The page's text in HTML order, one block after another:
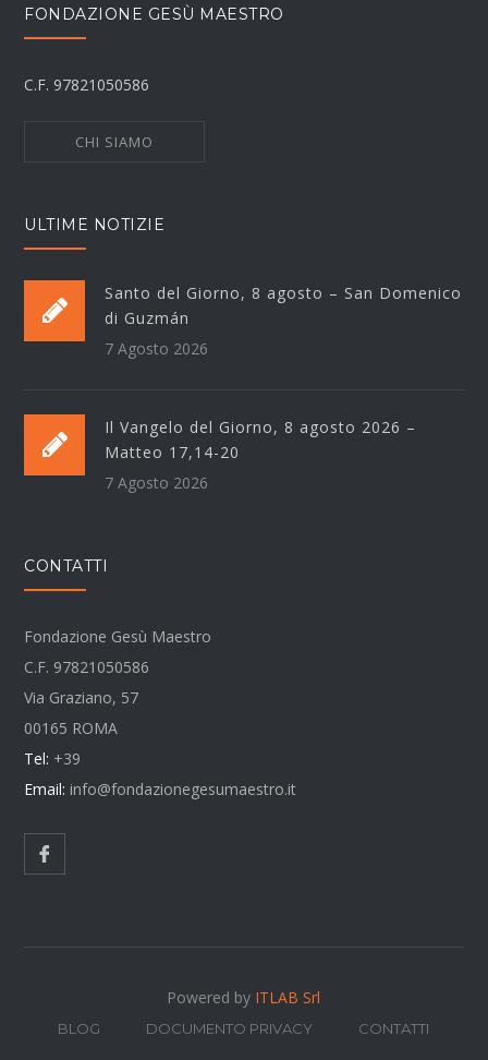
FONDAZIONE GESÙ MAESTRO
C.F. 97821050586
CHI SIAMO
ULTIME NOTIZIE
Santo del Giorno, 8 agosto – San Domenico
di Guzmán
7 Agosto 2026
Il Vangelo del Giorno, 8 agosto 2026 –
Matteo 17,14-20
7 Agosto 2026
CONTATTI
Fondazione Gesù Maestro
C.F. 97821050586
Via Graziano, 57
00165 ROMA
Tel: +39
Email: info@fondazionegesumaestro.it
Powered by ITLAB Srl
BLOG DOCUMENTO PRIVACY CONTATTI